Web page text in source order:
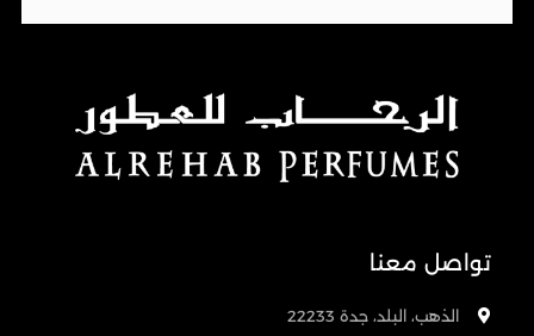
تواصل معنا
الذهب، البلد، جدة 22233